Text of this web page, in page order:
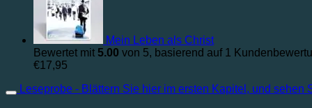
Mein Leben als Christ
Bewertet mit 5.00 von 5, basierend auf 1
€17,95
Leseprobe - Blättern Sie hier im ersten Kapitel, und sehen